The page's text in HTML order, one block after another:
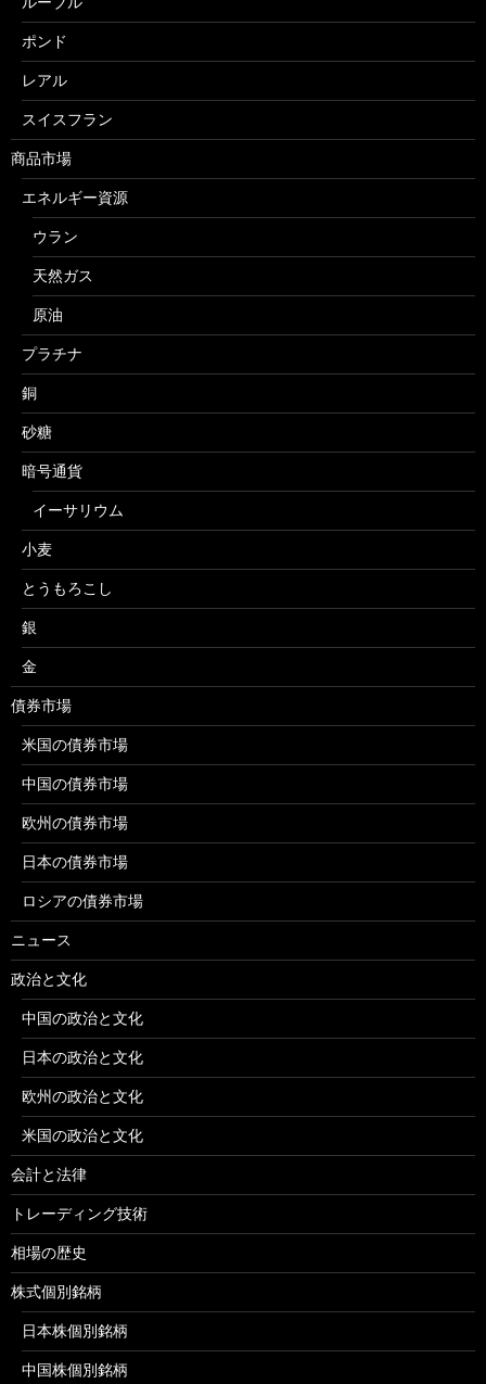
ポンド
レアル
スイスフラン
商品市場
エネルギー資源
ウラン
天然ガス
原油
プラチナ
銅
砂糖
暗号通貨
イーサリウム
小麦
とうもろこし
銀
金
債券市場
米国の債券市場
中国の債券市場
欧州の債券市場
日本の債券市場
ロシアの債券市場
ニュース
政治と文化
中国の政治と文化
日本の政治と文化
欧州の政治と文化
米国の政治と文化
会計と法律
トレーディング技術
相場の歴史
株式個別銘柄
日本株個別銘柄
中国株個別銘柄